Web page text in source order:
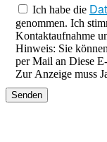
Ich habe die
genommen. Ich stimme
Kontaktaufnahme
Hinweis: Sie
per Mail an Diese
Zur Anzeige muss
Senden